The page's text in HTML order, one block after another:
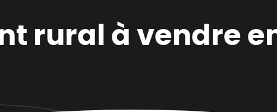
rural à vendre